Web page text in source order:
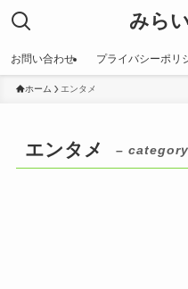
みら
お問い合わせ プライバシーポリ
ホーム エンタメ
エンタメ –